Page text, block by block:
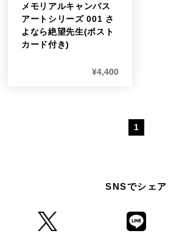
メモリアルキャンバス
アートシリーズ 001 さ
よなら絶望先生(ポスト
カード付き)
¥4,400
1
SNSでシェア